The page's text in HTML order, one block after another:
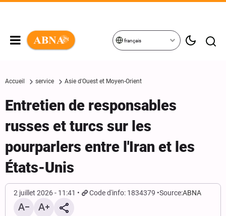
français
Accueil service Asie d'Ouest et Moyen-Orient
Entretien de responsables
russes et turcs sur les
pourparlers entre l'Iran et les
États-Unis
2 juillet 2026 - 11:41 Code d'info: 1834379 Source:ABNA